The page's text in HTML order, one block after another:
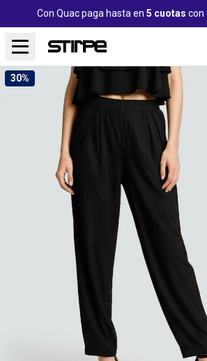
Con Quac paga hasta en 5 cuotas con
30%